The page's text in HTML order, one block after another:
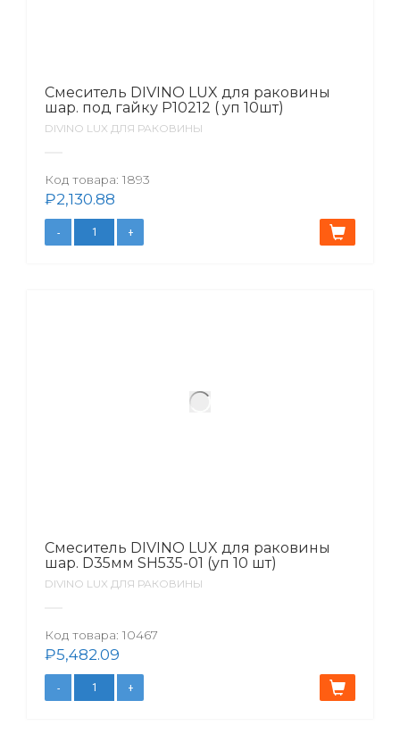
Смеситель DIVINO LUX для раковины
шар. под гайку Р10212 ( уп 10шт)
DIVINO LUX ДЛЯ РАКОВИНЫ
Код товара: 1893
₽2,130.88
Смеситель DIVINO LUX для раковины
шар. D35мм SH535-01 (уп 10 шт)
DIVINO LUX ДЛЯ РАКОВИНЫ
Код товара: 10467
₽5,482.09